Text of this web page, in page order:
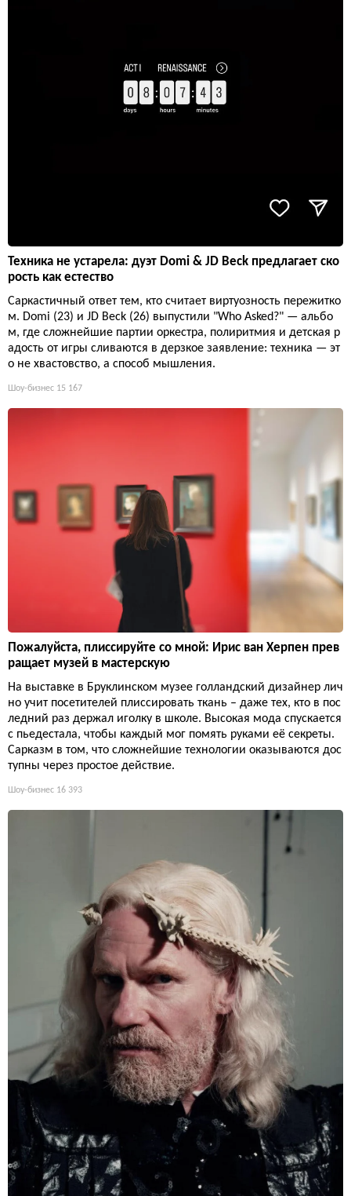
Техника не устарела: дуэт Domi & JD Beck предлагает ско
рость как естество
Саркастичный ответ тем, кто считает виртуозность пережитко
м. Domi (23) и JD Beck (26) выпустили "Who Asked?" — альбо
м, где сложнейшие партии оркестра, полиритмия и детская р
адость от игры сливаются в дерзкое заявление: техника — эт
о не хвастовство, а способ мышления.
Шоу-бизнес 15 167
Пожалуйста, плиссируйте со мной: Ирис ван Херпен прев
ращает музей в мастерскую
На выставке в Бруклинском музее голландский дизайнер лич
но учит посетителей плиссировать ткань – даже тех, кто в пос
ледний раз держал иголку в школе. Высокая мода спускается
с пьедестала, чтобы каждый мог помять руками её секреты.
Сарказм в том, что сложнейшие технологии оказываются дос
тупны через простое действие.
Шоу-бизнес 16 393